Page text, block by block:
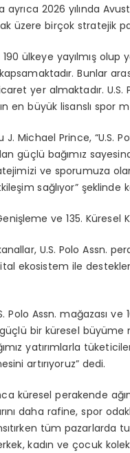
ayrıca 2026 yılında
üzere birçok stratejik
190 ülkeye yayılmış olup
kapsamaktadır. Bunlar
yer almaktadır. U.S.
ın en büyük lisanslı spor
J. Michael Prince, “U.S.
güçlü bağımız
ve sporumuza
şim sağlıyor” şeklinde
şleme ve 135. Küresel
U.S. Polo Assn.
ekosistem ile
Polo Assn. mağazasıve
üçlü bir küresel büyüme
mız yatırımlarla tü
artırıyoruz” dedi.
küresel perakende ağı
ınıdaha rafine, spor odakl
ıtırken tüm pazarlarda
kadın veçocuk